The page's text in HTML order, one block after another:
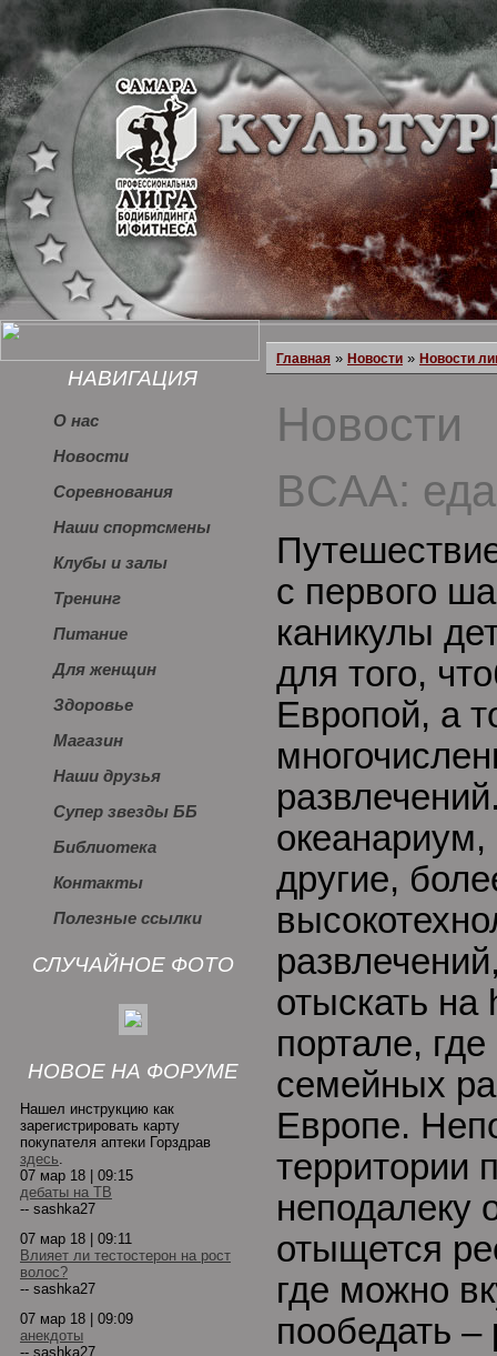
НАВИГАЦИЯ
О нас
Новости
Соревнования
Наши спортсмены
Клубы и залы
Тренинг
Питание
Для женщин
Здоровье
Магазин
Наши друзья
Супер звезды ББ
Библиотека
Контакты
Полезные ссылки
СЛУЧАЙНОЕ ФОТО
НОВОЕ НА ФОРУМЕ
Нашел инструкцию как
зарегистрировать карту
покупателя аптеки Горздрав
здесь.
07 мар 18 | 09:15
дебаты на ТВ
-- sashka27
07 мар 18 | 09:11
Влияет ли тестостерон на рост
волос?
-- sashka27
07 мар 18 | 09:09
анекдоты
-- sashka27
Главная » Новости » Новости
Новости
BCAA:
с первого
каникулы
для того,
Европой, а
океанариум,
другие,
отыскать на
портале,
семейных
Европе.
территории
неподалеку
отыщется
где можно
пообедать –